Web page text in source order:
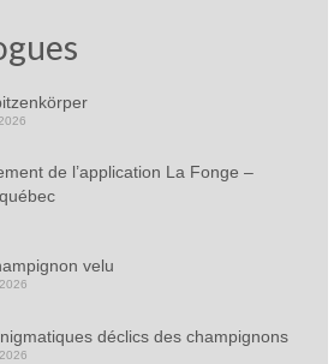
de l’application La Fonge –
velu
déclics des champignons